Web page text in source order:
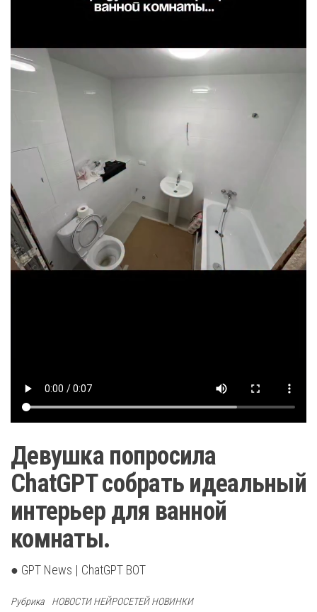
Девушка попросила
ChatGPT собрать идеальный
интерьер для ванной
комнаты.
● GPT News | ChatGPT BOT
Рубрика НОВОСТИ НЕЙРОСЕТЕЙ НОВИНКИ